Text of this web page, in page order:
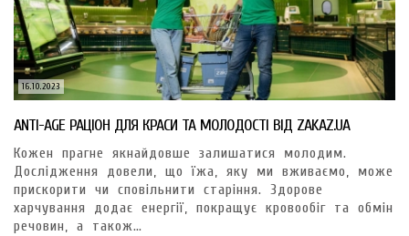
16.10.2023
ANTI-АGE РАЦІОН ДЛЯ КРАСИ ТА МОЛОДОСТІ ВІД ZAKAZ.UA
Кожен прагне якнайдовше залишатися молодим.
Дослідження довели, що їжа, яку ми вживаємо, може
прискорити чи сповільнити старіння. Здорове
харчування додає енергії, покращує кровообіг та обмін
речовин, а також…